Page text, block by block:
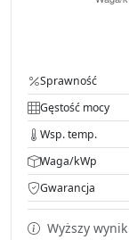
Sprawność
Gęstość mocy
Wsp. temp.
Waga/kWp
Gwarancja
Wyższy